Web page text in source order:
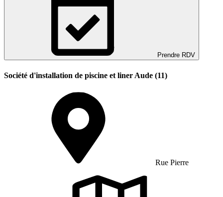
Prendre RDV
Société d'installation de piscine et liner Aude (11)
Rue Pierre